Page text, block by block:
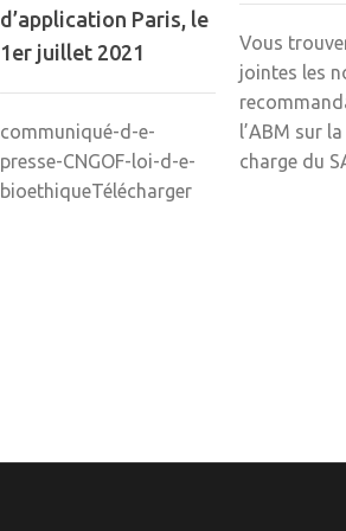
d’application Paris, le
1er juillet 2021
communiqué-d-e-
presse-CNGOF-loi-d-e-
bioethiqueTélécharger
Vous
jointes les
l’ABM sur
charge du